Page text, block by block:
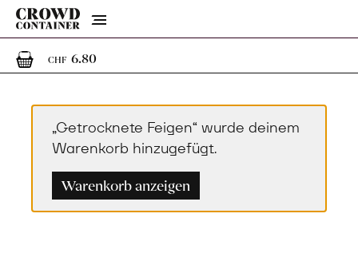
Menu
CHF 6.801 Artikel im Warenkorb
„Getrocknete Feigen“ wurde deinem
Warenkorb hinzugefügt.
Warenkorb anzeigen